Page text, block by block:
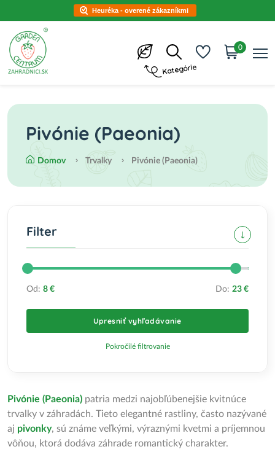
Heuréka - overené zákazníkmi
Kategórie
0
Pivónie (Paeonia)
Domov Trvalky Pivónie (Paeonia)
Filter
Od: 8 € Do: 23 €
Upresniť vyhľadávanie
Pokročilé filtrovanie
Pivónie (Paeonia) patria medzi najobľúbenejšie kvitnúce
trvalky v záhradách. Tieto elegantné rastliny, často nazývané
aj pivonky, sú známe veľkými, výraznými kvetmi a príjemnou
vôňou, ktorá dodáva záhrade romantický charakter.